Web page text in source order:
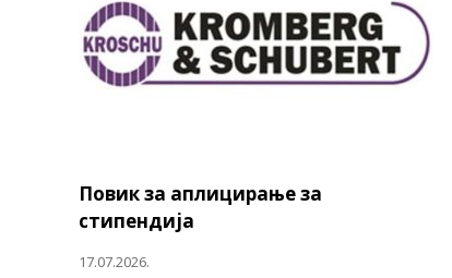
Повик за аплицирање за
стипендија
17.07.2026.